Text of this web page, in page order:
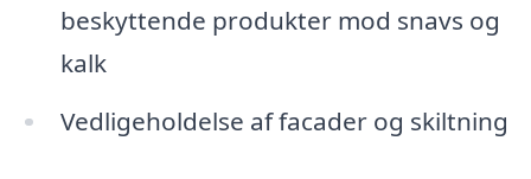
beskyttende produkter mod snavs og
kalk
Vedligeholdelse af facader og skiltning